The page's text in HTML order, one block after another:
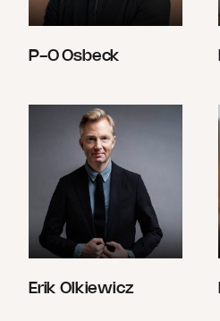
P-O Osbeck
Erik Olkiewicz